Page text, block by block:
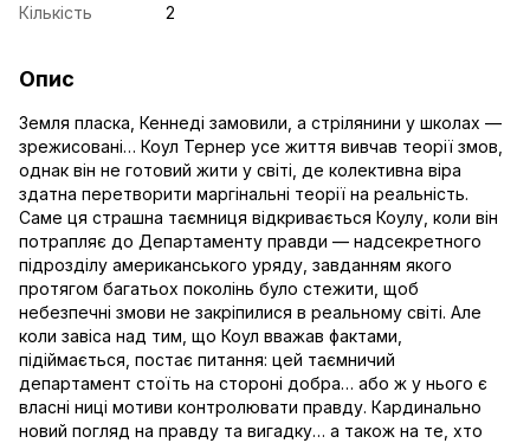
Кількість
2
Опис
Земля пласка, Кеннеді замовили, а стрілянини у школах —
зрежисовані… Коул Тернер усе життя вивчав теорії змов,
однак він не готовий жити у світі, де колективна віра
здатна перетворити маргінальні теорії на реальність.
Саме ця страшна таємниця відкривається Коулу, коли він
потрапляє до Департаменту правди — надсекретного
підрозділу американського уряду, завданням якого
протягом багатьох поколінь було стежити, щоб
небезпечні змови не закріпилися в реальному світі. Але
коли завіса над тим, що Коул вважав фактами,
підіймається, постає питання: цей таємничий
департамент стоїть на стороні добра… або ж у нього є
власні ниці мотиви контролювати правду. Кардинально
новий погляд на правду та вигадку… а також на те, хто